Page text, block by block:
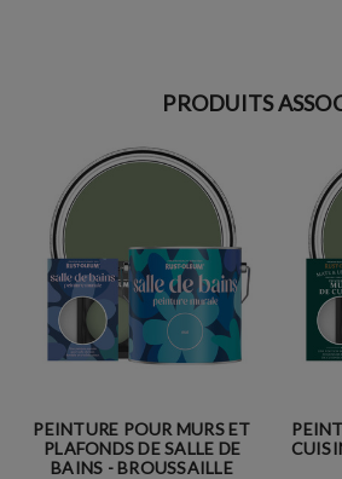
PRODUITS
PEINTURE POUR MURS ET
PLAFONDS DE SALLE DE
BAINS - BROUSSAILLE